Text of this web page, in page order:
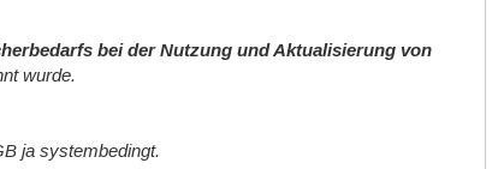
bei der Nutzung und Aktualisierung von
wurde.
ja systembedingt.